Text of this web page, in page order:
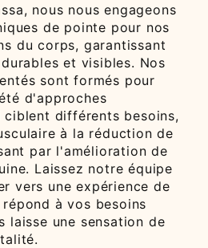
nous nous engageons
de pointe pour nos
du corps, garantissant
et visibles. Nos
sont formés pour
d'approches
ciblent différents besoins,
à la réduction de
par l'amélioration de
Laissez notre équipe
vers une expérience de
à vos besoins
laisse une sensation de